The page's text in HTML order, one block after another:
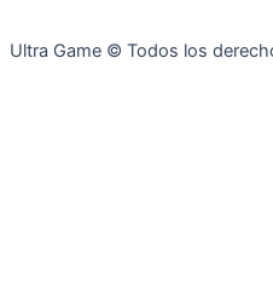
Ultra Game © Todos los